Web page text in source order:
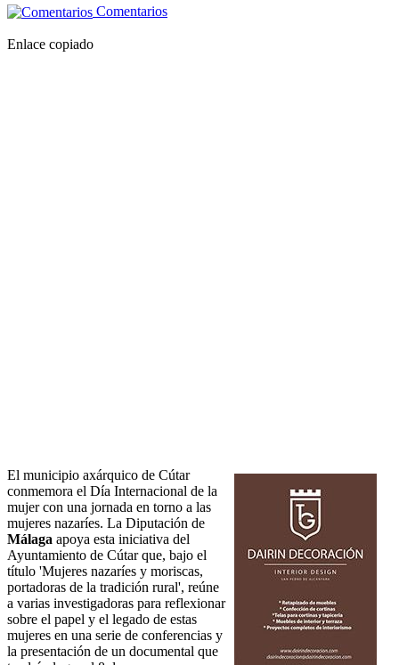
Comentarios
Enlace copiado
El municipio axárquico de Cútar
conmemora el Día Internacional de la
mujer con una jornada en torno a las
mujeres nazaríes. La Diputación de
Málaga apoya esta iniciativa del
Ayuntamiento de Cútar que, bajo el
título 'Mujeres nazaríes y moriscas,
portadoras de la tradición rural', reúne
a varias investigadoras para reflexionar
sobre el papel y el legado de estas
mujeres en una serie de conferencias y
la presentación de un documental que